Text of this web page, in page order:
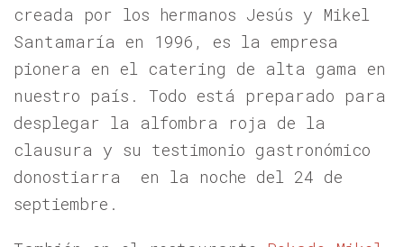
creada por los hermanos Jesús y Mikel
Santamaría en 1996, es la empresa
pionera en el catering de alta gama en
nuestro país. Todo está preparado para
desplegar la alfombra roja de la
clausura y su testimonio gastronómico
donostiarra en la noche del 24 de
septiembre.